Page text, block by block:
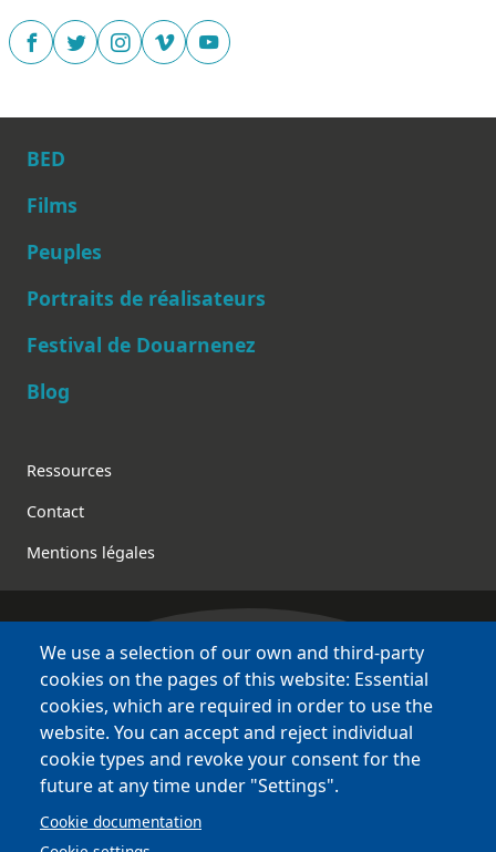
Main navigation
BED
Films
Peuples
Portraits de réalisateurs
Festival de Douarnenez
Blog
Footer
Ressources
Contact
Mentions légales
Bretagne Culture Diversité
des sites variés !
Sites
BCD
Bazhvalan
Bécédia
BED
We use a selection of our own and third-party
cookies on the pages of this website: Essential
cookies, which are required in order to use the
website. You can accept and reject individual
cookie types and revoke your consent for the
future at any time under "Settings".
Cookie documentation